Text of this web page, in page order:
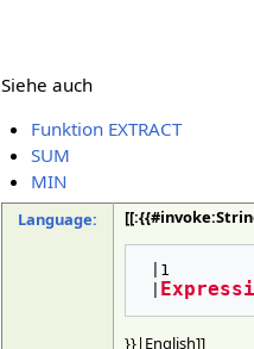
Siehe auch
Funktion EXTRACT
SUM
MIN
Language:
}}|English]]